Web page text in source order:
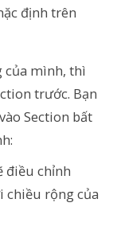
định trên
của mình, thì
trước. Bạn
Section bất
điều chỉnh
chiều rộng của